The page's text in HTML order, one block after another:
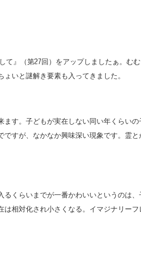
て』（第27回）をアップしましたぁ。む
いと謎解き要素も入ってきました。
す。子どもが実在しない同い年くらい
ですが、なかなか興味深い現象です。霊
るくらいまでが一番かわいいというのは
相対化され小さくなる。イマジナリー